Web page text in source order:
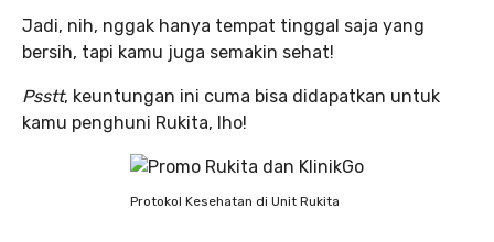
Jadi, nih, nggak hanya tempat tinggal saja yang
bersih, tapi kamu juga semakin sehat!
Psstt, keuntungan ini cuma bisa didapatkan untuk
kamu penghuni Rukita, lho!
Protokol Kesehatan di Unit Rukita